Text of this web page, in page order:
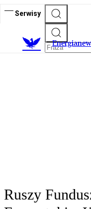
Serwisy
E
Ruszy